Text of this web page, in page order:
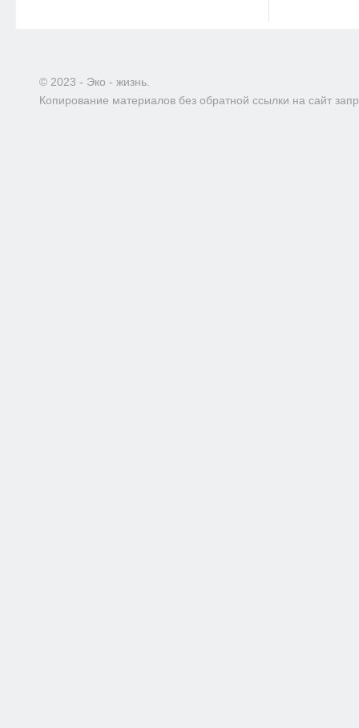
© 2023 - Эко - жизнь.
Копирование материалов без обратной ссылки на сайт